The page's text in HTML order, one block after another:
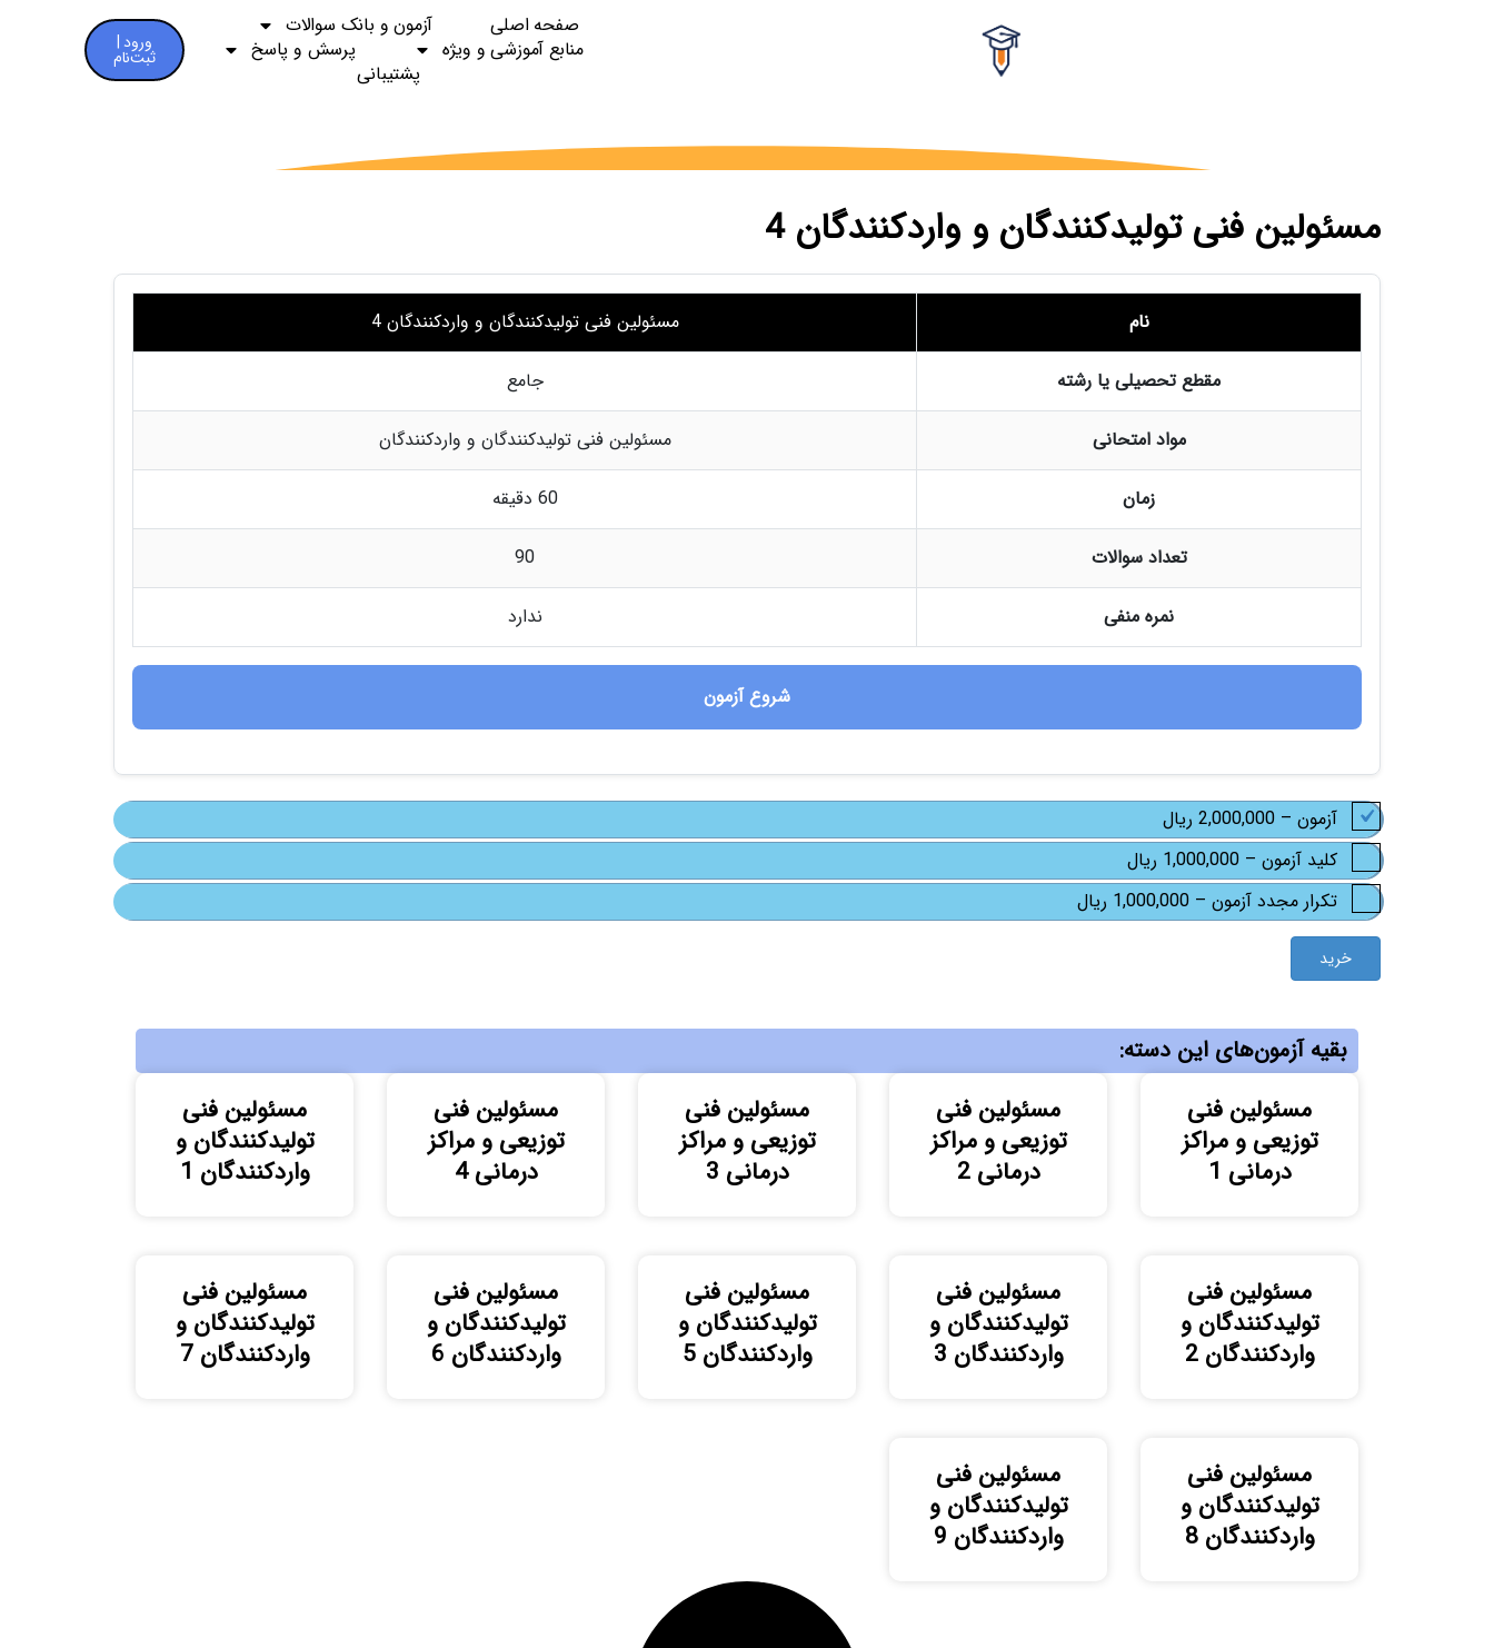
صفحه اصلی
آزمون و بانک سوالات
منابع آموزشی و ویژه
پرسش و پاسخ
پشتیبانی
ورود |
ثبت‌نام
مسئولین فنی تولیدکنندگان و واردکنندگان 4
نام مسئولین فنی تولیدکنندگان و واردکنندگان 4
مقطع تحصیلی یا رشته جامع
مواد امتحانی مسئولین فنی تولیدکنندگان و واردکنندگان
زمان 60 دقیقه
تعداد سوالات 90
نمره منفی ندارد
شروع آزمون
آزمون – 2,000,000 ریال
کلید آزمون – 1,000,000 ریال
تکرار مجدد آزمون – 1,000,000 ریال
خرید
بقیه آزمون‌های این دسته:
مسئولین فنی
توزیعی و مراکز
درمانی 1
مسئولین فنی
توزیعی و مراکز
درمانی 2
مسئولین فنی
توزیعی و مراکز
درمانی 3
مسئولین فنی
توزیعی و مراکز
درمانی 4
مسئولین فنی
تولیدکنندگان و
واردکنندگان 1
مسئولین فنی
تولیدکنندگان و
واردکنندگان 2
مسئولین فنی
تولیدکنندگان و
واردکنندگان 3
مسئولین فنی
تولیدکنندگان و
واردکنندگان 5
مسئولین فنی
تولیدکنندگان و
واردکنندگان 6
مسئولین فنی
تولیدکنندگان و
واردکنندگان 7
مسئولین فنی
تولیدکنندگان و
واردکنندگان 8
مسئولین فنی
تولیدکنندگان و
واردکنندگان 9